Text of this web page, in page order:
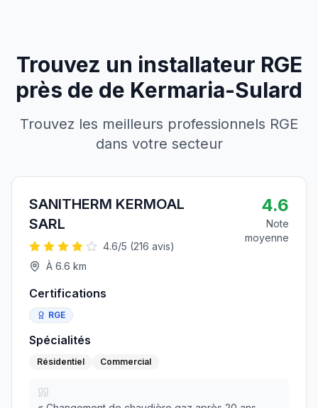
Trouvez un installateur RGE
près de de Kermaria-Sulard
Trouvez les meilleurs professionnels RGE
dans votre secteur
SANITHERM KERMOAL
SARL
4.6/5 (216 avis)
À 6.6 km
4.6
Note
moyenne
Certifications
RGE
Spécialités
Résidentiel Commercial